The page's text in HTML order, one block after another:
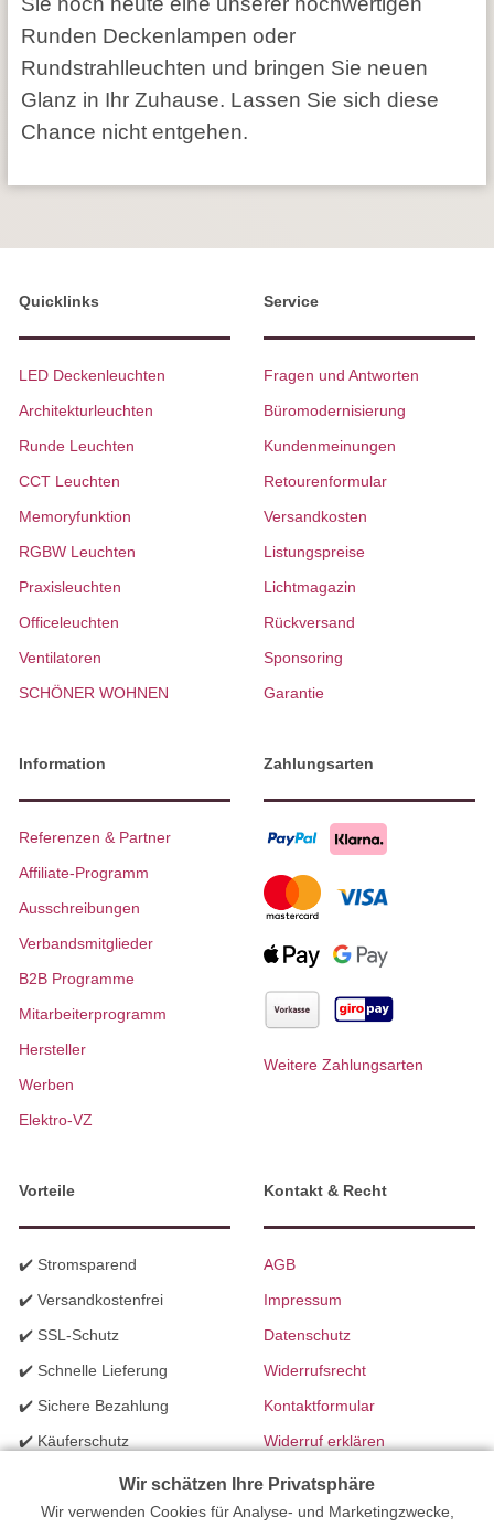
Runden Deckenlampen oder
Rundstrahlleuchten und bringen Sie neuen
Glanz in Ihr Zuhause. Lassen Sie sich diese
Chance nicht entgehen.
Quicklinks
LED Deckenleuchten
Architekturleuchten
Runde Leuchten
CCT Leuchten
Memoryfunktion
RGBW Leuchten
Praxisleuchten
Officeleuchten
Ventilatoren
SCHÖNER WOHNEN
Service
Fragen und Antworten
Büromodernisierung
Kundenmeinungen
Retourenformular
Versandkosten
Listungspreise
Lichtmagazin
Rückversand
Sponsoring
Garantie
Information
Referenzen & Partner
Affiliate-Programm
Ausschreibungen
Verbandsmitglieder
B2B Programme
Mitarbeiterprogramm
Hersteller
Werben
Elektro-VZ
Zahlungsarten
Weitere Zahlungsarten
Vorteile
✔️ Stromsparend
✔️ Versandkostenfrei
✔️ SSL-Schutz
✔️ Schnelle Lieferung
✔️ Sichere Bezahlung
✔️ Käuferschutz
✔️ B2B Programm
✔️ Schneller Support
Kontakt & Recht
AGB
Impressum
Datenschutz
Widerrufsrecht
Kontaktformular
Widerruf erklären
Batteriegesetzhinweise
Richtlinien für Werbung
Wir schätzen Ihre Privatsphäre
Wir verwenden Cookies für Analyse- und Marketingzwecke,